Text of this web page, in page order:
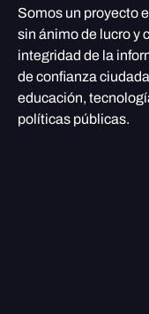
Somos un proyecto
sin ánimo de lucro y
integridad de la
de confianza
educación,
políticas públicas.